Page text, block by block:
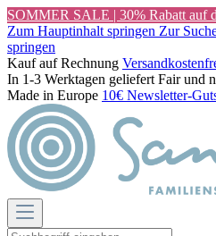
SOMMER SALE | 30% Rabatt auf
Zum Hauptinhalt springen Zur
springen
Kauf auf Rechnung
In 1-3 Werktagen geliefert Fair und
Made in Europe 10€ Newsletter-